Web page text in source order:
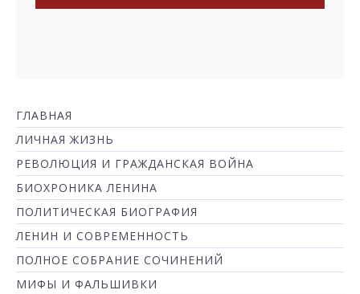
ГЛАВНАЯ
ЛИЧНАЯ ЖИЗНЬ
РЕВОЛЮЦИЯ И ГРАЖДАНСКАЯ ВОЙНА
БИОХРОНИКА ЛЕНИНА
ПОЛИТИЧЕСКАЯ БИОГРАФИЯ
ЛЕНИН И СОВРЕМЕННОСТЬ
ПОЛНОЕ СОБРАНИЕ СОЧИНЕНИЙ
МИФЫ И ФАЛЬШИВКИ